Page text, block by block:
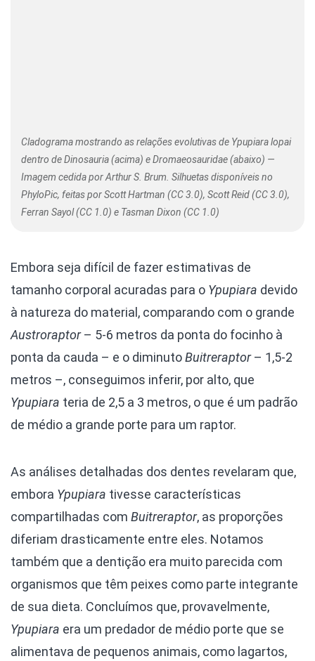
Cladograma mostrando as relações evolutivas de Ypupiara lopai
dentro de Dinosauria (acima) e Dromaeosauridae (abaixo) —
Imagem cedida por Arthur S. Brum. Silhuetas disponíveis no
PhyloPic, feitas por Scott Hartman (CC 3.0), Scott Reid (CC 3.0),
Ferran Sayol (CC 1.0) e Tasman Dixon (CC 1.0)
Embora seja difícil de fazer estimativas de
tamanho corporal acuradas para o Ypupiara devido
à natureza do material, comparando com o grande
Austroraptor– 5-6 metros da ponta do focinho à
ponta da cauda – e o diminutoBuitreraptor– 1,5-2
metros –, conseguimos inferir, por alto, que
Ypupiara teria de 2,5 a 3 metros, o que é um padrão
de médio a grande porte para um raptor.
As análises detalhadas dos dentes revelaram que,
embora Ypupiara tivesse características
compartilhadas com Buitreraptor, as proporções
diferiam drasticamente entre eles. Notamos
também que a dentição era muito parecida com
organismos que têm peixes como parte integrante
de sua dieta. Concluímos que, provavelmente,
Ypupiara era um predador de médio porte que se
alimentava de pequenos animais, como lagartos,